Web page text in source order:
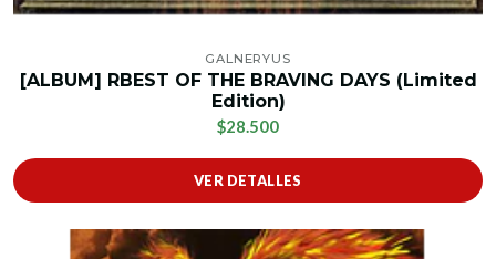
GALNERYUS
[ALBUM] RBEST OF THE BRAVING DAYS (Limited
Edition)
$28.500
VER DETALLES